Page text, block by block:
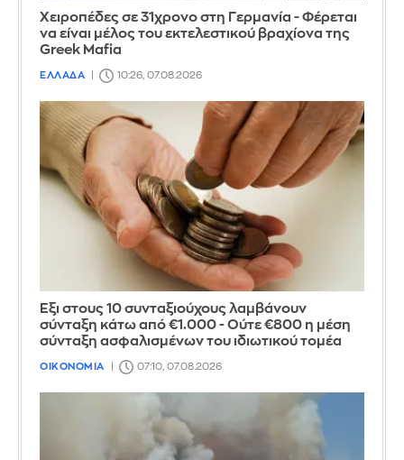
Χειροπέδες σε 31χρονο στη Γερμανία - Φέρεται
να είναι μέλος του εκτελεστικού βραχίονα της
Greek Mafia
ΕΛΛΑΔΑ 10:26, 07.08.2026
Έξι στους 10 συνταξιούχους λαμβάνουν
σύνταξη κάτω από €1.000 - Ούτε €800 η μέση
σύνταξη ασφαλισμένων του ιδιωτικού τομέα
ΟΙΚΟΝΟΜΙΑ 07:10, 07.08.2026